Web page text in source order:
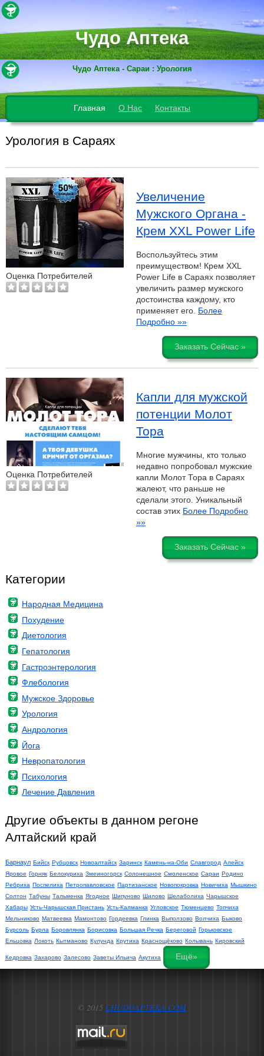
Чудо Аптека
Чудо Аптека - Сараи : Урология
Главная О Нас Контакты
Урология в Сараях
Оценка Потребителей
Увеличение
Мужского Органа -
Крем XXL Power Life
Воспользуйтесь этим
преимуществом! Крем XXL
Power Life в Сараях позволяет
увеличить размер мужского
достоинства каждому, кто
применяет его. Более
Подробно »»
Заказать Сейчас »
Оценка Потребителей
Капли для мужской
потенции Молот
Тора
Многие мужчины, кто только
недавно попробовал мужские
капли Молот Тора в Сараях
жалеют, что раньше не
сделали этого. Уникальный
состав этих Более Подробно
»»
Заказать Сейчас »
Категории
Народная Медицина
Похудение
Диетология
Гепатология
Гастроэнтерология
Флебология
Мужское Здоровье
Урология
Андрология
Йога
Невропатология
Психология
Лечение Давления
Другие объекты в данном регоне
Алтайский край
Барнаул Бийск Рубцовск Новоалтайск Заринск Камень-на-Оби Славгород Алейск
Яровое Горняк Белокуриха Змеиногорск Солонешное Смоленское Сараи Родино
Ребриха Поспелиха Петропавловское Партизанское Новопокровка Новичиха Мышкино
Солтон Табуны Тальменка Ягодное Шипуново Шилово Шелаболиха Чарышское
Хабары Усть-Чарышская Пристань Усть-Калманка Угловское Тюменцево Топчиха
Мельниково Матвеевка Мамонтово Гордеевка Глинка Выползово Волчиха Быково
Бурсоль Бурла Боровлянка Борисовка Большая Речка Береговой Горьковское
Ельцовка Локоть Кытманово Кулунда Крутиха Краснощёково Колывань Кировский
Кедровка Захарово Залесово Заветы Ильича Акутиха Ещё»
© 2015 CHUDOAPTEKA.COM